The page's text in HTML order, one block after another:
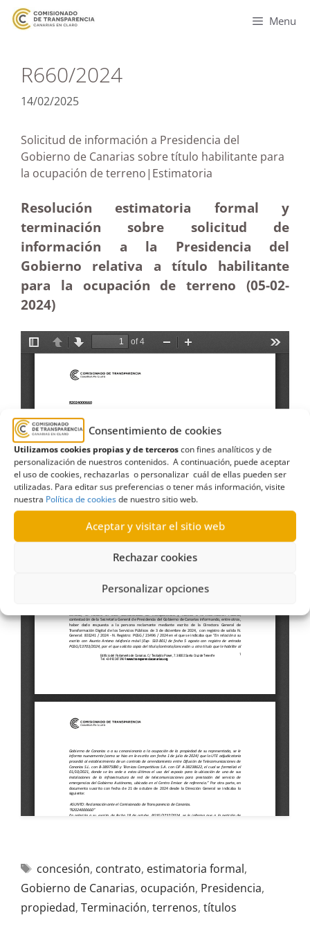
Consentimiento de cookies
Utilizamos cookies propias y de terceroscon fines analíticos y de
personalización de nuestros contenidos. A continuación, puede aceptar
el uso de cookies, rechazarlas o personalizar cuál de ellas pueden ser
utilizadas. Para editar sus preferencias o tener más información, visite
nuestra Política de cookiesde nuestro sitio web.
Aceptar y visitar el sitio web
Rechazar cookies
Personalizar opciones
Menu
R660/2024
14/02/2025
Solicitud de información a Presidencia del
Gobierno de Canarias sobre título habilitante para
la ocupación de terreno|Estimatoria
Resolución estimatoria formal y
terminación sobre solicitud de
información a la Presidencia del
Gobierno relativa a título habilitante
para la ocupación de terreno (05-02-
2024)
concesión, contrato, estimatoria formal,
Gobierno de Canarias, ocupación, Presidencia,
propiedad, Terminación, terrenos, títulos